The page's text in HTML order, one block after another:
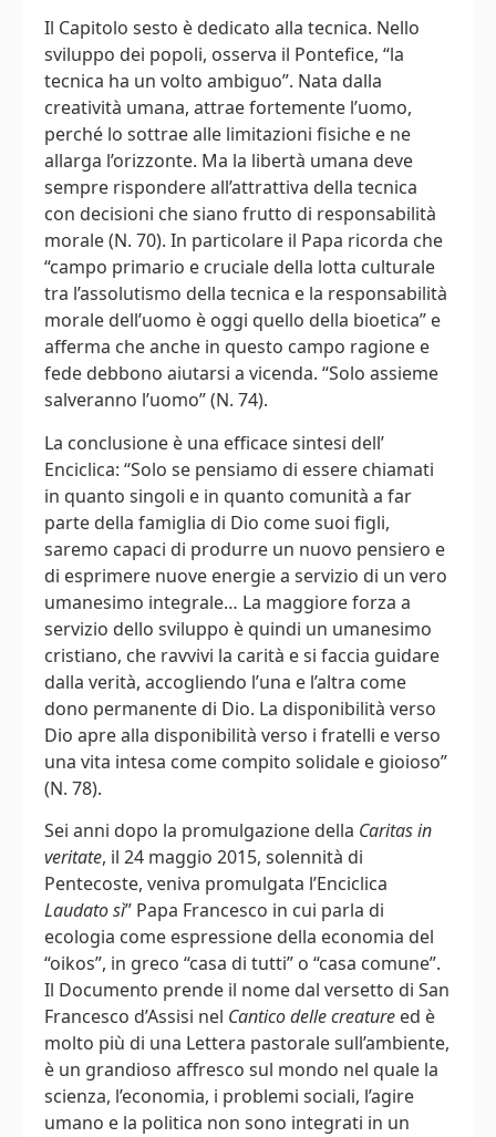
Il Capitolo sesto è dedicato alla tecnica. Nello
sviluppo dei popoli, osserva il Pontefice, “la
tecnica ha un volto ambiguo”. Nata dalla
creatività umana, attrae fortemente l’uomo,
perché lo sottrae alle limitazioni fisiche e ne
allarga l’orizzonte. Ma la libertà umana deve
sempre rispondere all’attrattiva della tecnica
con decisioni che siano frutto di responsabilità
morale (N. 70). In particolare il Papa ricorda che
“campo primario e cruciale della lotta culturale
tra l’assolutismo della tecnica e la responsabilità
morale dell’uomo è oggi quello della bioetica” e
afferma che anche in questo campo ragione e
fede debbono aiutarsi a vicenda. “Solo assieme
salveranno l’uomo” (N. 74).
La conclusione è una efficace sintesi dell’
Enciclica: “Solo se pensiamo di essere chiamati
in quanto singoli e in quanto comunità a far
parte della famiglia di Dio come suoi figli,
saremo capaci di produrre un nuovo pensiero e
di esprimere nuove energie a servizio di un vero
umanesimo integrale… La maggiore forza a
servizio dello sviluppo è quindi un umanesimo
cristiano, che ravvivi la carità e si faccia guidare
dalla verità, accogliendo l’una e l’altra come
dono permanente di Dio. La disponibilità verso
Dio apre alla disponibilità verso i fratelli e verso
una vita intesa come compito solidale e gioioso”
(N. 78).
Sei anni dopo la promulgazione della Caritas in
veritate, il 24 maggio 2015, solennità di
Pentecoste, veniva promulgata l’Enciclica
Laudato sì” Papa Francesco in cui parla di
ecologia come espressione della economia del
“oikos”, in greco “casa di tutti” o “casa comune”.
Il Documento prende il nome dal versetto di San
Francesco d’Assisi nel Cantico delle creature ed è
molto più di una Lettera pastorale sull’ambiente,
è un grandioso affresco sul mondo nel quale la
scienza, l’economia, i problemi sociali, l’agire
umano e la politica non sono integrati in un